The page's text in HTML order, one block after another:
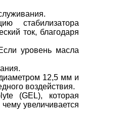
стабилизатора
ток, благодаря
уровень масла
диаметром 12,5 мм и
воздействия.
(GEL), которая
увеличивается